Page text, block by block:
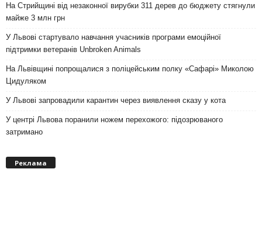
На Стрийщині від незаконної вирубки 311 дерев до бюджету стягнули
майже 3 млн грн
У Львові стартувало навчання учасників програми емоційної
підтримки ветеранів Unbroken Animals
На Львівщині попрощалися з поліцейським полку «Сафарі» Миколою
Цидуляком
У Львові запровадили карантин через виявлення сказу у кота
У центрі Львова поранили ножем перехожого: підозрюваного
затримано
Реклама